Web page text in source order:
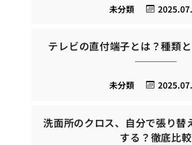
未分類
テレビの直付端子とは？種類
未分類
洗面所のクロス、自分で張り替
する？徹底比較